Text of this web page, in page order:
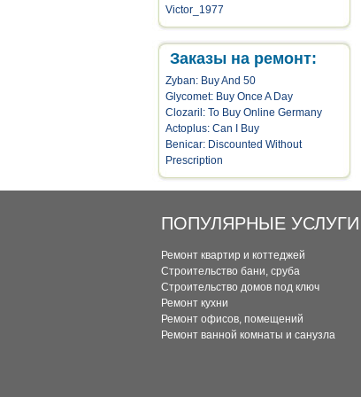
Victor_1977
Заказы на ремонт:
Zyban: Buy And 50
Glycomet: Buy Once A Day
Clozaril: To Buy Online Germany
Actoplus: Can I Buy
Benicar: Discounted Without
Prescription
ПОПУЛЯРНЫЕ УСЛУГИ
Ремонт квартир и коттеджей
Строительство бани, сруба
Строительство домов под ключ
Ремонт кухни
Ремонт офисов, помещений
Ремонт ванной комнаты и санузла